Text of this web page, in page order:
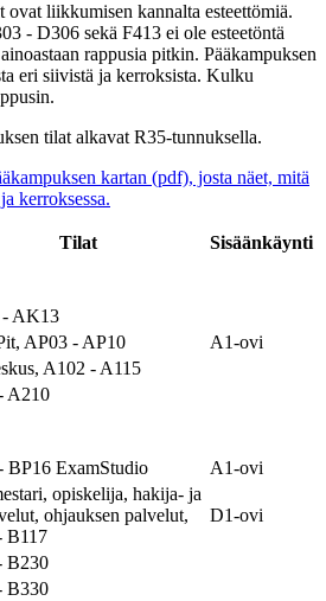
liikkumisen kannalta esteettömiä.
- D306 sekä F413 ei ole esteetöntä
rappusia pitkin. Pääkampuksen
eri siivistä ja kerroksista. Kulku
tilat alkavat R35-tunnuksella.
kartan (pdf), josta näet, mitä
kerroksessa.
Tilat
Sisäänkäynti
AK13
AP03 - AP10
A1-ovi
A102 - A115
A210
BP16 ExamStudio A1-ovi
opiskelija, hakija- ja
ohjauksen palvelut,
B117
D1-ovi
B230
B330